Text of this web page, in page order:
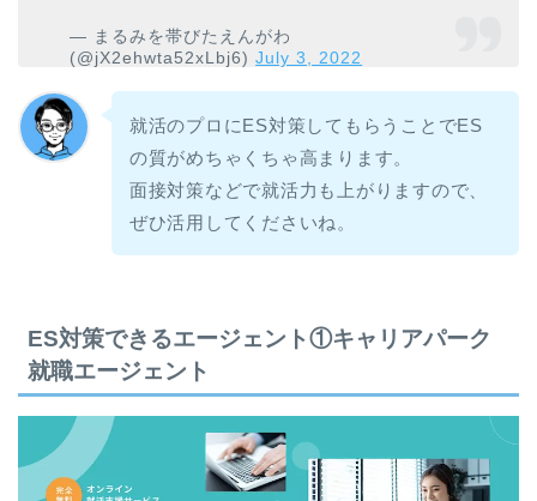
— まるみを帯びたえんがわ
(@jX2ehwta52xLbj6)July 3, 2022
就活のプロにES対策してもらうことでES
の質がめちゃくちゃ高まります。
面接対策などで就活力も上がりますので、
ぜひ活用してくださいね。
ES対策できるエージェント①キャリアパーク
就職エージェント